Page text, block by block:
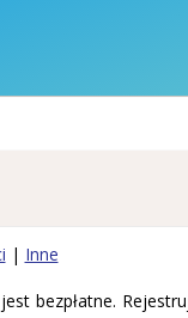
| Inne
bezpłatne.